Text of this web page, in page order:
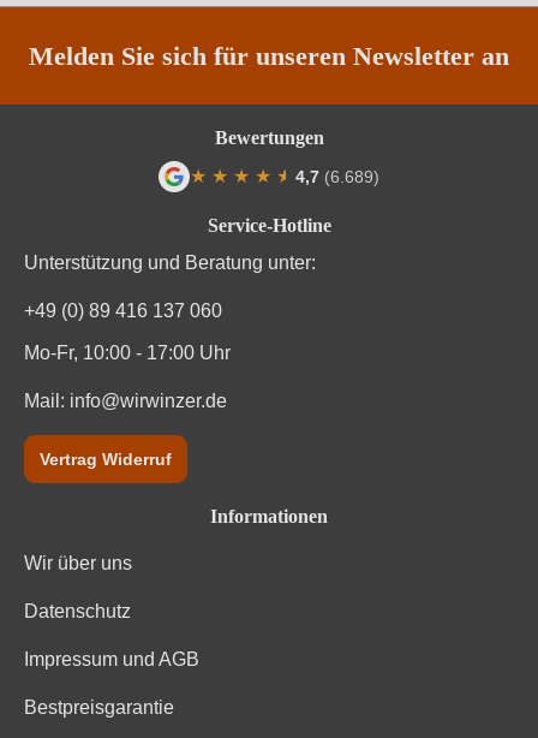
Restzucker in g/L
Säuregehalt in g/L 5,1 g/L
Weinart
Melden Sie sich für unseren Newsletter an
Service-Hotline
Unterstützung und Beratung unter:
+49 (0) 89 416 137 060
Mo-Fr, 10:00 - 17:00 Uhr
Mail: info@wirwinzer.de
Vertrag Widerruf
Informationen
Wir über uns
Datenschutz
Impressum und AGB
Bestpreisgarantie
Bewertungen
★ ★ ★ ★ ★
★ 4,7 (6.689)